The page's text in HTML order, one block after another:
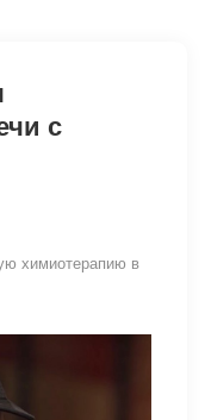
с
химиотерапию в